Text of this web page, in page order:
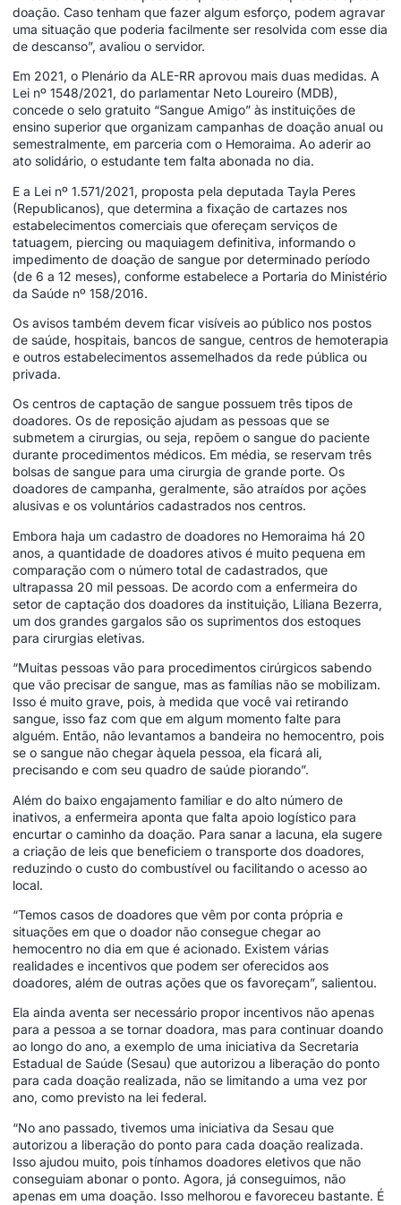
doação. Caso tenham que fazer algum esforço, podem agravar
uma situação que poderia facilmente ser resolvida com esse dia
de descanso”, avaliou o servidor.
Em 2021, o Plenário da ALE-RR aprovou mais duas medidas. A
Lei nº 1548/2021, do parlamentar Neto Loureiro (MDB),
concede o selo gratuito “Sangue Amigo” às instituições de
ensino superior que organizam campanhas de doação anual ou
semestralmente, em parceria com o Hemoraima. Ao aderir ao
ato solidário, o estudante tem falta abonada no dia.
E a Lei nº 1.571/2021, proposta pela deputada Tayla Peres
(Republicanos), que determina a fixação de cartazes nos
estabelecimentos comerciais que ofereçam serviços de
tatuagem, piercing ou maquiagem definitiva, informando o
impedimento de doação de sangue por determinado período
(de 6 a 12 meses), conforme estabelece a Portaria do Ministério
da Saúde nº 158/2016.
Os avisos também devem ficar visíveis ao público nos postos
de saúde, hospitais, bancos de sangue, centros de hemoterapia
e outros estabelecimentos assemelhados da rede pública ou
privada.
Os centros de captação de sangue possuem três tipos de
doadores. Os de reposição ajudam as pessoas que se
submetem a cirurgias, ou seja, repõem o sangue do paciente
durante procedimentos médicos. Em média, se reservam três
bolsas de sangue para uma cirurgia de grande porte. Os
doadores de campanha, geralmente, são atraídos por ações
alusivas e os voluntários cadastrados nos centros.
Embora haja um cadastro de doadores no Hemoraima há 20
anos, a quantidade de doadores ativos é muito pequena em
comparação com o número total de cadastrados, que
ultrapassa 20 mil pessoas. De acordo com a enfermeira do
setor de captação dos doadores da instituição, Liliana Bezerra,
um dos grandes gargalos são os suprimentos dos estoques
para cirurgias eletivas.
“Muitas pessoas vão para procedimentos cirúrgicos sabendo
que vão precisar de sangue, mas as famílias não se mobilizam.
Isso é muito grave, pois, à medida que você vai retirando
sangue, isso faz com que em algum momento falte para
alguém. Então, não levantamos a bandeira no hemocentro, pois
se o sangue não chegar àquela pessoa, ela ficará ali,
precisando e com seu quadro de saúde piorando”.
Além do baixo engajamento familiar e do alto número de
inativos, a enfermeira aponta que falta apoio logístico para
encurtar o caminho da doação. Para sanar a lacuna, ela sugere
a criação de leis que beneficiem o transporte dos doadores,
reduzindo o custo do combustível ou facilitando o acesso ao
local.
“Temos casos de doadores que vêm por conta própria e
situações em que o doador não consegue chegar ao
hemocentro no dia em que é acionado. Existem várias
realidades e incentivos que podem ser oferecidos aos
doadores, além de outras ações que os favoreçam”, salientou.
Ela ainda aventa ser necessário propor incentivos não apenas
para a pessoa a se tornar doadora, mas para continuar doando
ao longo do ano, a exemplo de uma iniciativa da Secretaria
Estadual de Saúde (Sesau) que autorizou a liberação do ponto
para cada doação realizada, não se limitando a uma vez por
ano, como previsto na lei federal.
“No ano passado, tivemos uma iniciativa da Sesau que
autorizou a liberação do ponto para cada doação realizada.
Isso ajudou muito, pois tínhamos doadores eletivos que não
conseguiam abonar o ponto. Agora, já conseguimos, não
apenas em uma doação. Isso melhorou e favoreceu bastante. É